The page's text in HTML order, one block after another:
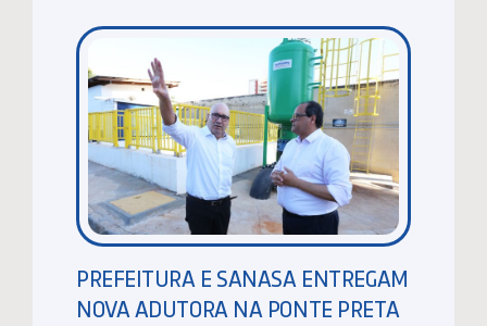
PREFEITURA E SANASA ENTREGAM
NOVA ADUTORA NA PONTE PRETA